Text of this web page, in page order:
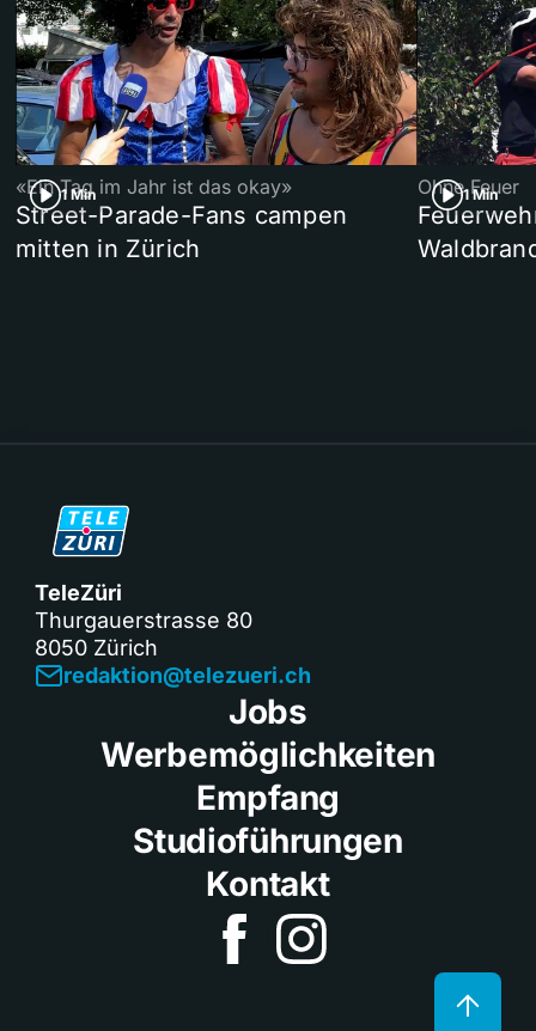
1 Min
«Ein Tag im Jahr ist das okay»
Street-Parade-Fans campen
mitten in Zürich
1 Min
Ohne Feuer
TeleZüri
Thurgauerstrasse 80
8050 Zürich
redaktion@telezueri.ch
Jobs
Werbemöglichkeiten
Empfang
Studioführungen
Kontakt